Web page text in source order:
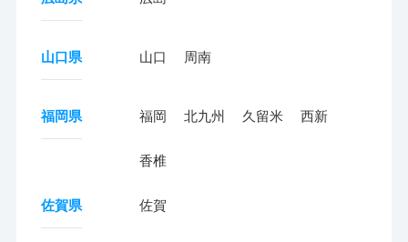
山口県 山口 周南
福岡県 福岡 北九州 久留米 西新
香椎
佐賀県 佐賀